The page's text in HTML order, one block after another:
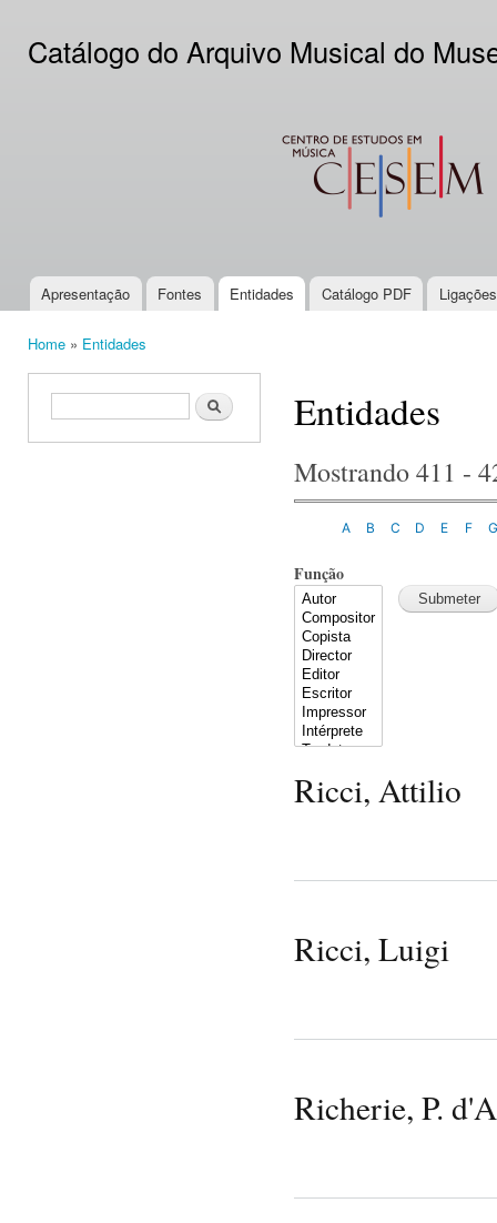
Catálogo do Arquivo Musical do
CESEM
Main menu
Apresentação Fontes Entidades Catálogo PDF
Home » Entidades
Search form Search Entidades
Mostrando 411 -
A B C D E F G
Função
Ricci, Attilio
Ricci, Luigi
Richerie, P.